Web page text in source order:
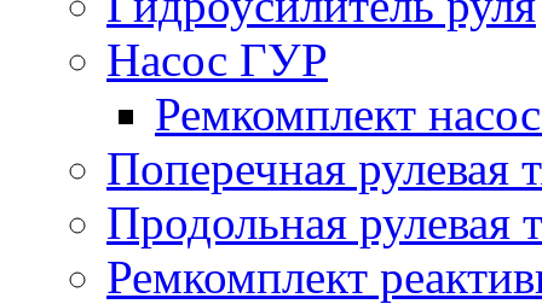
Насос ГУР
Ремкомплект
Поперечная рулевая
Продольная рулевая
Ремкомплект